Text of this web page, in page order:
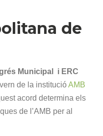
de
Municipal i ERC
de la institucióAMB
acord determina els
de l’AMB per al